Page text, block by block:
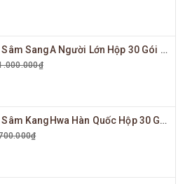
Nước Hồng Sâm SangA Người Lớn Hộp 30 Gói x 10ml
Nước Hồng Sâm KangHwa Hàn Quốc Hộp 30 Gói x 70ml